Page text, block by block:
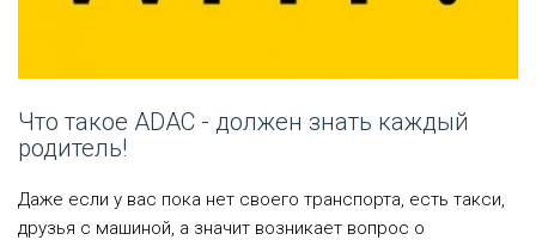
Что такое ADAC - должен знать каждый
родитель!
Даже если у вас пока нет своего транспорта, есть такси,
друзья с машиной, а значит возникает вопрос о